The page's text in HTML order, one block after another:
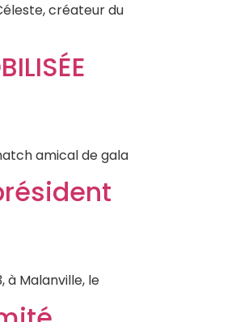
créateur du
amical de gala
à Malanville, le